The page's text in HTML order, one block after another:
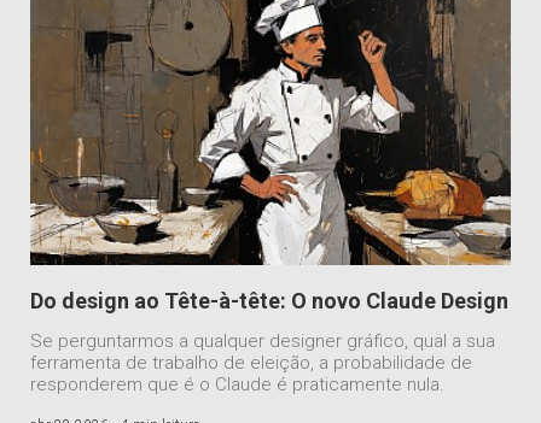
Do design ao Tête-à-tête: O novo Claude Design
Se perguntarmos a qualquer designer gráfico, qual a sua
ferramenta de trabalho de eleição, a probabilidade de
responderem que é o Claude é praticamente nula.